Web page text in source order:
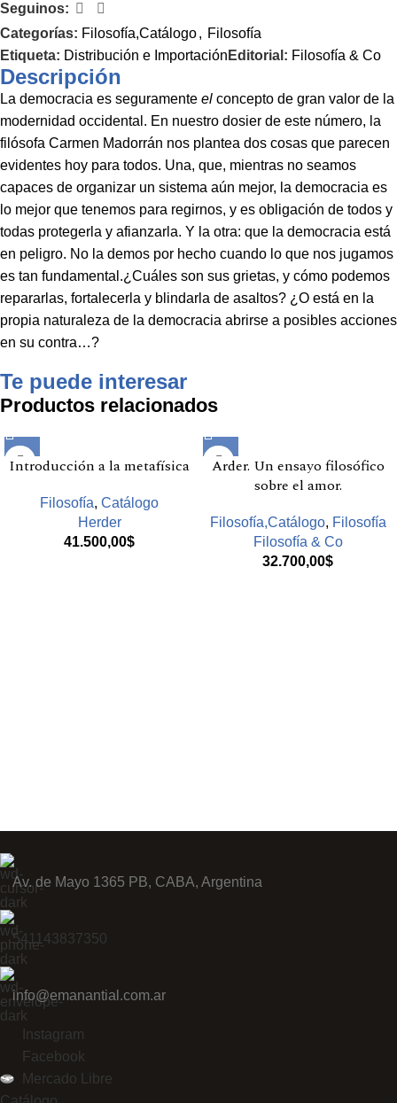
Seguinos:
Categorías: Filosofía,Catálogo, Filosofía
Etiqueta: Distribución e Importación Editorial: Filosofía & Co
Descripción
La democracia es seguramente el concepto de gran valor de la
modernidad occidental. En nuestro dosier de este número, la
filósofa Carmen Madorrán nos plantea dos cosas que parecen
evidentes hoy para todos. Una, que, mientras no seamos
capaces de organizar un sistema aún mejor, la democracia es
lo mejor que tenemos para regirnos, y es obligación de todos y
todas protegerla y afianzarla. Y la otra: que la democracia está
en peligro. No la demos por hecho cuando lo que nos jugamos
es tan fundamental.¿Cuáles son sus grietas, y cómo podemos
repararlas, fortalecerla y blindarla de asaltos? ¿O está en la
propia naturaleza de la democracia abrirse a posibles acciones
en su contra…?
Te puede interesar
Productos relacionados
Introducción a la metafísica
Filosofía, Catálogo
Herder
41.500,00$
Arder. Un ensayo filosófico
sobre el amor.
Filosofía,Catálogo, Filosofía
Filosofía & Co
32.700,00$
Av. de Mayo 1365 PB, CABA, Argentina
541143837350
info@emanantial.com.ar
Instagram
Facebook
Mercado Libre